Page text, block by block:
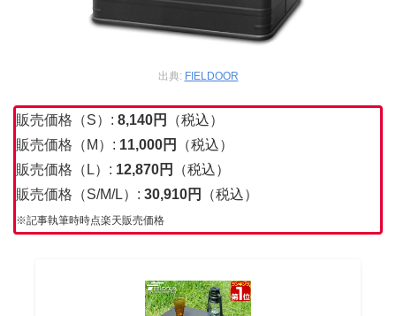
出典: FIELDOOR
販売価格（S）: 8,140円
（税込）
販売価格（M）: 11,000円
（税込）
販売価格（L）: 12,870円
（税込）
販売価格（S/M/L）: 30,910円 （税込）
※記事執筆時時点楽天販売価格